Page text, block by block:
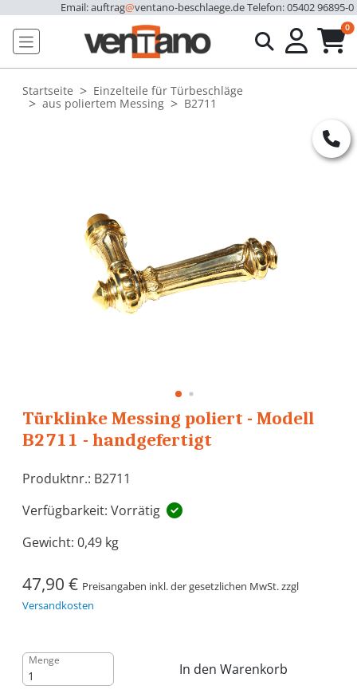
Email: auftrag@ventano-beschlaege.deTelefon: 05402 96895-0
0
Startseite
Einzelteile für Türbeschläge
aus poliertem Messing
B2711
Türklinke Messing poliert - Modell
B2711 - handgefertigt
Produktnr.: B2711
Verfügbarkeit: Vorrätig
Gewicht: 0,49 kg
47,90 € Preisangaben inkl. der gesetzlichen MwSt. zzgl
Versandkosten
Menge
In den Warenkorb